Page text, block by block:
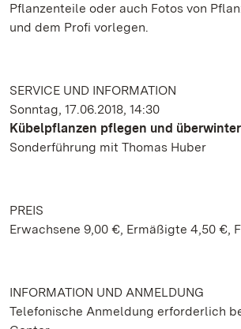
Pflanzenteile oder auch Fotos von
und dem Profi vorlegen.
SERVICE UND INFORMATION
Sonntag, 17.06.2018, 14:30
Kübelpflanzen pflegen und
Sonderführung mit Thomas Huber
PREIS
Erwachsene 9,00 €, Ermäßigte 4,50 €,
INFORMATION UND ANMELDUNG
Telefonische Anmeldung erforderlich